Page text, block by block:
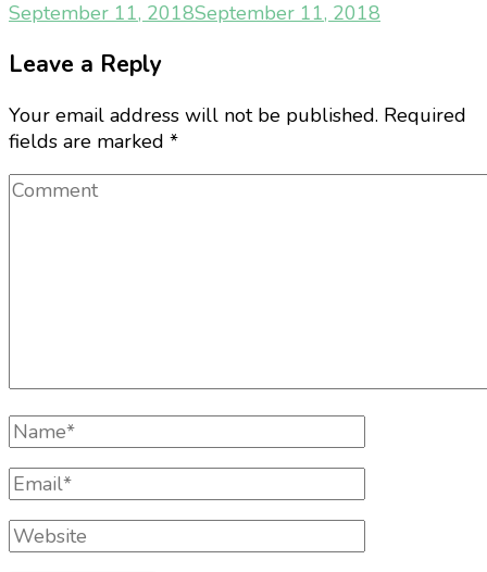
September 11, 2018September 11, 2018
Leave a Reply
Your email address will not be published. Required
fields are marked *
Comment
Full
Name
Email
Website